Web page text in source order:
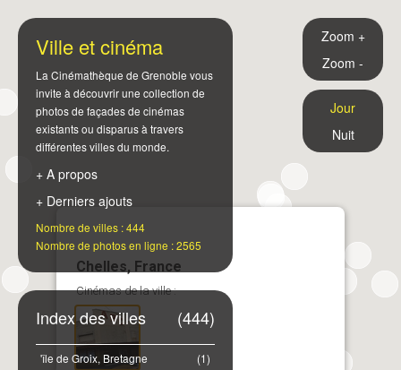
Chelles, France
Cinémas de la ville :
Ville et cinéma
La Cinémathèque de Grenoble vous
invite à découvrir une collection de
photos de façades de cinémas
existants ou disparus à travers
différentes villes du monde.
+ A propos
+ Derniers ajouts
Nombre de villes : 444
Nombre de photos en ligne : 2565
(444)
Index des villes
(1)
'île de Groix, Bretagne
Zoom +
Zoom -
Jour
Nuit